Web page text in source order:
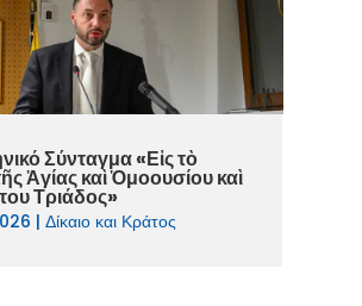
Σύνταγμα «Εἰς τὸ
Ἁγίας καὶ Ὁμοουσίου καὶ
Τριάδος»
|Δίκαιο και Κράτος